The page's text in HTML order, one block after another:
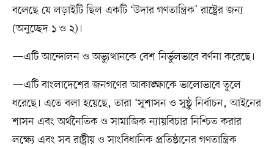
বলেছে যে লড়াইটি ছিল একটি ‘উদার গণতান্ত্রিক’ রাষ্ট্রের জন্য
(অনুচ্ছেদ ১ ও ২)।
—এটি আন্দোলন ও অভ্যুত্থানকে বেশ নির্ভুলভাবে বর্ণনা করেছে।
—এটি বাংলাদেশের জনগণের আকাঙ্ক্ষাকে ভালোভাবে তুলে
ধরেছে। এতে বলা হয়েছে, তারা ‘সুশাসন ও সুষ্ঠু নির্বাচন, আইনের
শাসন এবং অর্থনৈতিক ও সামাজিক ন্যায়বিচার নিশ্চিত করার
লক্ষ্যে এবং সব রাষ্ট্রীয় ও সাংবিধানিক প্রতিষ্ঠানের গণতান্ত্রিক